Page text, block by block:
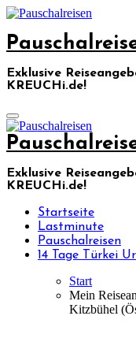
Skip
content
Exklusive
KREUCHi.de!
Exklusive
KREUCHi.de!
Startseite
Lastminute
Pauschalreisen
14 Tage Türkei
Start
Mein
Kitzbühel